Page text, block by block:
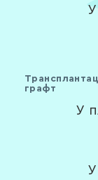
графт
У